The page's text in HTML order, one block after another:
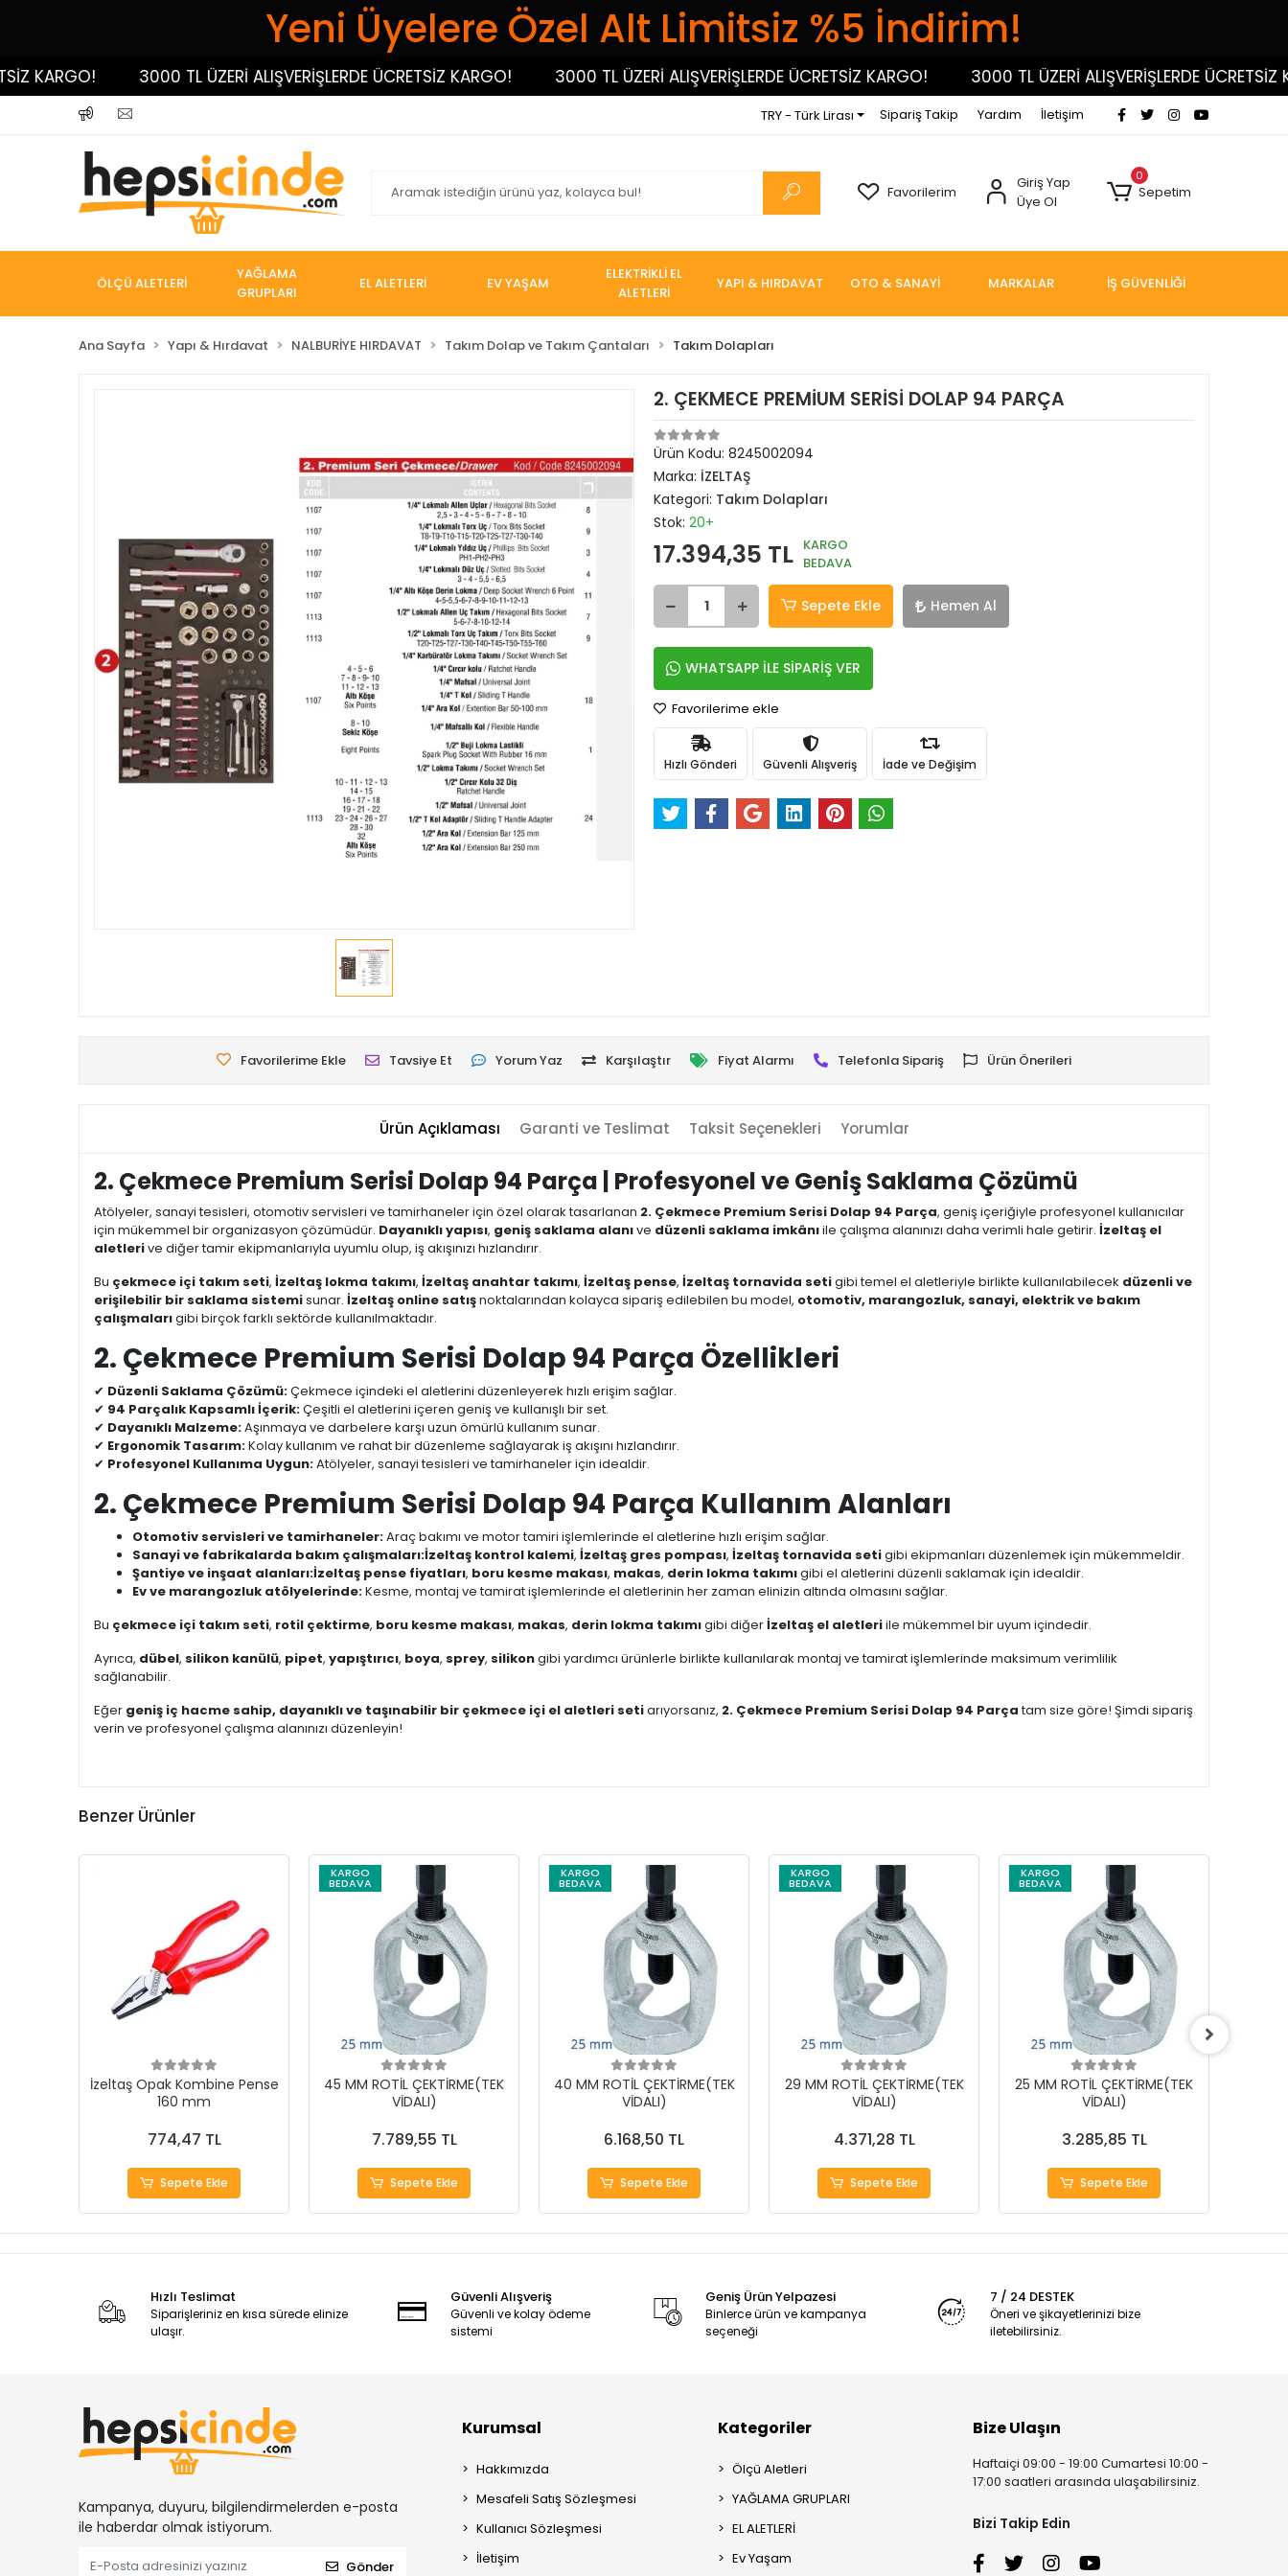
Yeni Üyelere Özel Alt Limitsiz %5 İndirim!
3000 TL ÜZERİ ALIŞVERİŞLERDE ÜCRETSİZ KARGO! 3000 TL ÜZERİ ALIŞVERİŞLERDE ÜCRETSİZ KARGO! 3000 TL ÜZERİ ALIŞVERİŞLERDE ÜCRETSİZ
TRY - Türk Lirası Sipariş Takip Yardım İletişim
Favorilerim
Giriş Yap
Üye Ol
0
Sepetim
ÖLÇÜ ALETLERİ
YAĞLAMA
GRUPLARI
EL ALETLERİ EV YAŞAM
ELEKTRİKLİ EL
ALETLERİ
YAPI & HIRDAVAT OTO & SANAYİ MARKALAR İŞ GÜVENLİĞİ
Ana Sayfa Yapı & Hırdavat NALBURİYE HIRDAVAT Takım Dolap ve Takım Çantaları Takım Dolapları
2. ÇEKMECE PREMİUM SERİSİ DOLAP 94 PARÇA
Ürün Kodu: 8245002094
Marka: İZELTAŞ
Kategori: Takım Dolapları
Stok: 20+
17.394,35 TL KARGO
BEDAVA
Sepete Ekle Hemen Al
WHATSAPP İLE SİPARİŞ VER
Favorilerime ekle
Hızlı Gönderi Güvenli Alışveriş İade ve Değişim
Favorilerime Ekle Tavsiye Et Yorum Yaz Karşılaştır Fiyat Alarmı Telefonla Sipariş Ürün Önerileri
Ürün Açıklaması Garanti ve Teslimat Taksit Seçenekleri Yorumlar
2. Çekmece Premium Serisi Dolap 94 Parça | Profesyonel ve Geniş Saklama Çözümü
Atölyeler, sanayi tesisleri, otomotiv servisleri ve tamirhaneler için özel olarak tasarlanan 2. Çekmece Premium Serisi Dolap 94 Parça, geniş içeriğiyle profesyonel kullanıcılar
için mükemmel bir organizasyon çözümüdür. Dayanıklı yapısı, geniş saklama alanıve düzenli saklama imkânıile çalışma alanınızı daha verimli hale getirir. İzeltaş el
aletlerive diğer tamir ekipmanlarıyla uyumlu olup, iş akışınızı hızlandırır.
Bu çekmece içi takım seti, İzeltaş lokma takımı, İzeltaş anahtar takımı, İzeltaş pense, İzeltaş tornavida setigibi temel el aletleriyle birlikte kullanılabilecek düzenli ve
erişilebilir bir saklama sistemisunar. İzeltaş online satışnoktalarından kolayca sipariş edilebilen bu model, otomotiv, marangozluk, sanayi, elektrik ve bakım
çalışmalarıgibi birçok farklı sektörde kullanılmaktadır.
2. Çekmece Premium Serisi Dolap 94 Parça Özellikleri
✔ Düzenli Saklama Çözümü:Çekmece içindeki el aletlerini düzenleyerek hızlı erişim sağlar.
✔ 94 Parçalık Kapsamlı İçerik:Çeşitli el aletlerini içeren geniş ve kullanışlı bir set.
✔ Dayanıklı Malzeme:Aşınmaya ve darbelere karşı uzun ömürlü kullanım sunar.
✔ Ergonomik Tasarım:Kolay kullanım ve rahat bir düzenleme sağlayarak iş akışını hızlandırır.
✔ Profesyonel Kullanıma Uygun:Atölyeler, sanayi tesisleri ve tamirhaneler için idealdir.
2. Çekmece Premium Serisi Dolap 94 Parça Kullanım Alanları
Otomotiv servisleri ve tamirhaneler:Araç bakımı ve motor tamiri işlemlerinde el aletlerine hızlı erişim sağlar.
Sanayi ve fabrikalarda bakım çalışmaları:İzeltaş kontrol kalemi, İzeltaş gres pompası, İzeltaş tornavida setigibi ekipmanları düzenlemek için mükemmeldir.
Şantiye ve inşaat alanları:İzeltaş pense fiyatları, boru kesme makası, makas, derin lokma takımıgibi el aletlerini düzenli saklamak için idealdir.
Ev ve marangozluk atölyelerinde:Kesme, montaj ve tamirat işlemlerinde el aletlerinin her zaman elinizin altında olmasını sağlar.
Bu çekmece içi takım seti, rotil çektirme, boru kesme makası, makas, derin lokma takımıgibi diğerİzeltaş el aletleriile mükemmel bir uyum içindedir.
Ayrıca, dübel, silikon kanülü, pipet, yapıştırıcı, boya, sprey, silikongibi yardımcı ürünlerle birlikte kullanılarak montaj ve tamirat işlemlerinde maksimum verimlilik
sağlanabilir.
Eğer geniş iç hacme sahip, dayanıklı ve taşınabilir bir çekmece içi el aletleri setiarıyorsanız, 2. Çekmece Premium Serisi Dolap 94 Parçatam size göre! Şimdi sipariş
verin ve profesyonel çalışma alanınızı düzenleyin!
Benzer Ürünler
İzeltaş Opak Kombine Pense
160 mm
774,47 TL
Sepete Ekle
KARGO
BEDAVA
45 MM ROTİL ÇEKTİRME(TEK
VİDALI)
7.789,55 TL
Sepete Ekle
KARGO
BEDAVA
40 MM ROTİL ÇEKTİRME(TEK
VİDALI)
6.168,50 TL
Sepete Ekle
KARGO
BEDAVA
29 MM ROTİL ÇEKTİRME(TEK
VİDALI)
4.371,28 TL
Sepete Ekle
KARGO
BEDAVA
25 MM ROTİL ÇEKTİRME(TEK
VİDALI)
3.285,85 TL
Sepete Ekle
Hızlı Teslimat
Siparişleriniz en kısa sürede elinize
ulaşır.
Güvenli Alışveriş
Güvenli ve kolay ödeme
sistemi
Geniş Ürün Yelpazesi
Binlerce ürün ve kampanya
seçeneği
7 / 24 DESTEK
Öneri ve şikayetlerinizi bize
iletebilirsiniz.
Kampanya, duyuru, bilgilendirmelerden e-posta
ile haberdar olmak istiyorum.
Gönder
Kurumsal
Hakkımızda
Mesafeli Satış Sözleşmesi
Kullanıcı Sözleşmesi
İletişim
Kategoriler
Ölçü Aletleri
YAĞLAMA GRUPLARI
EL ALETLERİ
Ev Yaşam
Bize Ulaşın
Haftaiçi 09:00 - 19:00 Cumartesi 10:00 -
17:00 saatleri arasında ulaşabilirsiniz.
Bizi Takip Edin